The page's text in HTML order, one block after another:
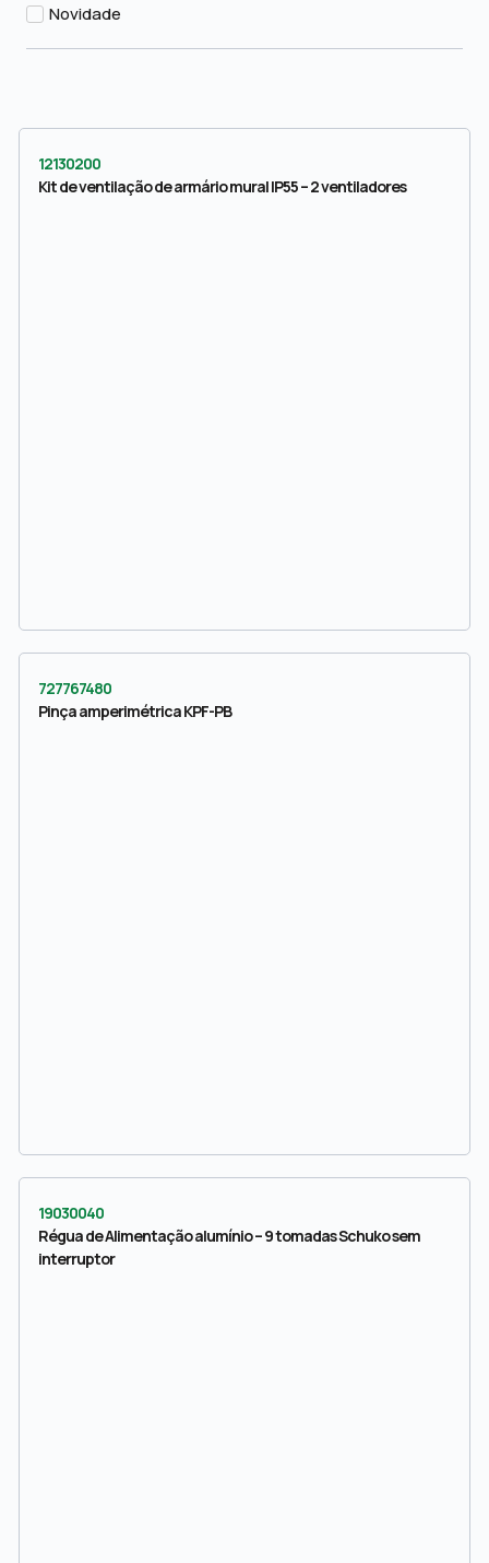
Novidade
12130200
Kit de ventilação de armário mural IP55 – 2 ventiladores
727767480
Pinça amperimétrica KPF-PB
19030040
Régua de Alimentação alumínio – 9 tomadas Schuko sem
interruptor